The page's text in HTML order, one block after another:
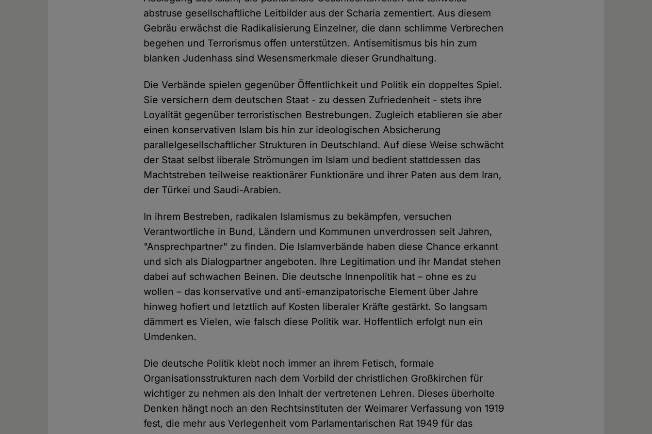
abstruse gesellschaftliche Leitbilder aus der Scharia zementiert. Aus diesem
Gebräu erwächst die Radikalisierung Einzelner, die dann schlimme Verbrechen
begehen und Terrorismus offen unterstützen. Antisemitismus bis hin zum
blanken Judenhass sind Wesensmerkmale dieser Grundhaltung.
Die Verbände spielen gegenüber Öffentlichkeit und Politik ein doppeltes Spiel.
Sie versichern dem deutschen Staat - zu dessen Zufriedenheit - stets ihre
Loyalität gegenüber terroristischen Bestrebungen. Zugleich etablieren sie aber
einen konservativen Islam bis hin zur ideologischen Absicherung
parallelgesellschaftlicher Strukturen in Deutschland. Auf diese Weise schwächt
der Staat selbst liberale Strömungen im Islam und bedient stattdessen das
Machtstreben teilweise reaktionärer Funktionäre und ihrer Paten aus dem Iran,
der Türkei und Saudi-Arabien.
In ihrem Bestreben, radikalen Islamismus zu bekämpfen, versuchen
Verantwortliche in Bund, Ländern und Kommunen unverdrossen seit Jahren,
"Ansprechpartner" zu finden. Die Islamverbände haben diese Chance erkannt
und sich als Dialogpartner angeboten. Ihre Legitimation und ihr Mandat stehen
dabei auf schwachen Beinen. Die deutsche Innenpolitik hat – ohne es zu
wollen – das konservative und anti-emanzipatorische Element über Jahre
hinweg hofiert und letztlich auf Kosten liberaler Kräfte gestärkt. So langsam
dämmert es Vielen, wie falsch diese Politik war. Hoffentlich erfolgt nun ein
Umdenken.
Die deutsche Politik klebt noch immer an ihrem Fetisch, formale
Organisationsstrukturen nach dem Vorbild der christlichen Großkirchen für
wichtiger zu nehmen als den Inhalt der vertretenen Lehren. Dieses überholte
Denken hängt noch an den Rechtsinstituten der Weimarer Verfassung von 1919
fest, die mehr aus Verlegenheit vom Parlamentarischen Rat 1949 für das